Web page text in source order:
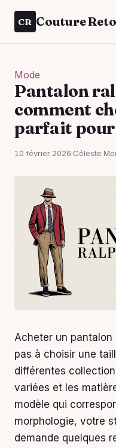
CR Couture
Mode
Pantalon
comment
parfait
10 février 2026·Céleste
Acheter un pantalon
pas à choisir une
différentes
variées et les
modèle qui
morphologie, votre
demande quelques